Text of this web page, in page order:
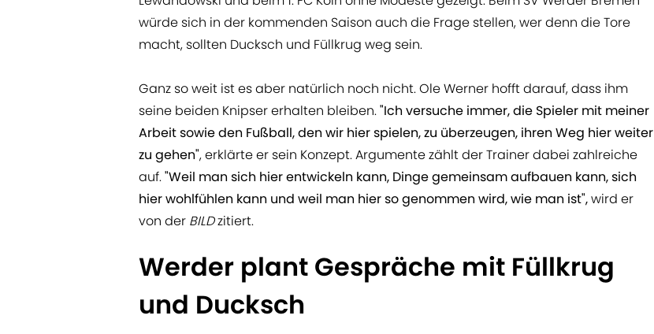
würde sich in der kommenden Saison auch die Frage stellen, wer denn die Tore
macht, sollten Ducksch und Füllkrug weg sein.
Ganz so weit ist es aber natürlich noch nicht. Ole Werner hofft darauf, dass ihm
seine beiden Knipser erhalten bleiben."Ich versuche immer, die Spieler mit meiner
Arbeit sowie den Fußball, den wir hier spielen, zu überzeugen, ihren Weg hier weiter
zu gehen",erklärte er sein Konzept. Argumente zählt der Trainer dabei zahlreiche
auf."Weil man sich hier entwickeln kann, Dinge gemeinsam aufbauen kann, sich
hier wohlfühlen kann und weil man hier so genommen wird, wie man ist",wird er
von der BILDzitiert.
Werder plant Gespräche mit Füllkrug
und Ducksch